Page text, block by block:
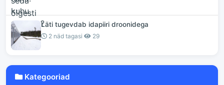
Läti tugevdab idapiiri droonidega
2 näd tagasi 29
Kategooriad